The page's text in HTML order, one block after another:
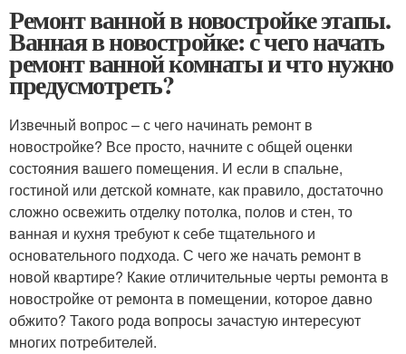
Ремонт ванной в новостройке этапы.
Ванная в новостройке: с чего начать
ремонт ванной комнаты и что нужно
предусмотреть?
Извечный вопрос – с чего начинать ремонт в
новостройке? Все просто, начните с общей оценки
состояния вашего помещения. И если в спальне,
гостиной или детской комнате, как правило, достаточно
сложно освежить отделку потолка, полов и стен, то
ванная и кухня требуют к себе тщательного и
основательного подхода. С чего же начать ремонт в
новой квартире? Какие отличительные черты ремонта в
новостройке от ремонта в помещении, которое давно
обжито? Такого рода вопросы зачастую интересуют
многих потребителей.